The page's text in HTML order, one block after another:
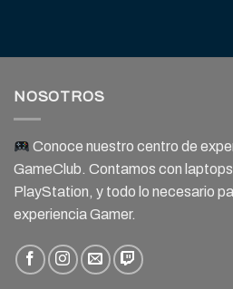
NOSOTROS
Conoce nuestro centro de
GameClub. Contamos con
PlayStation, y todo lo necesario
experiencia Gamer.